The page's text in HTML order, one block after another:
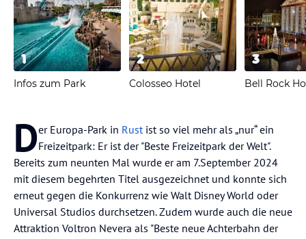
1
Infos zum Park
2
Colosseo Hotel
3
Bell Rock
Der Europa-Park in Rust ist so viel mehr als „nur“ ein
Freizeitpark: Er ist der "Beste Freizeitpark der Welt".
Bereits zum neunten Mal wurde er am 7.September 2024
mit diesem begehrten Titel ausgezeichnet und konnte sich
erneut gegen die Konkurrenz wie Walt Disney World oder
Universal Studios durchsetzen. Zudem wurde auch die neue
Attraktion Voltron Nevera als "Beste neue Achterbahn der